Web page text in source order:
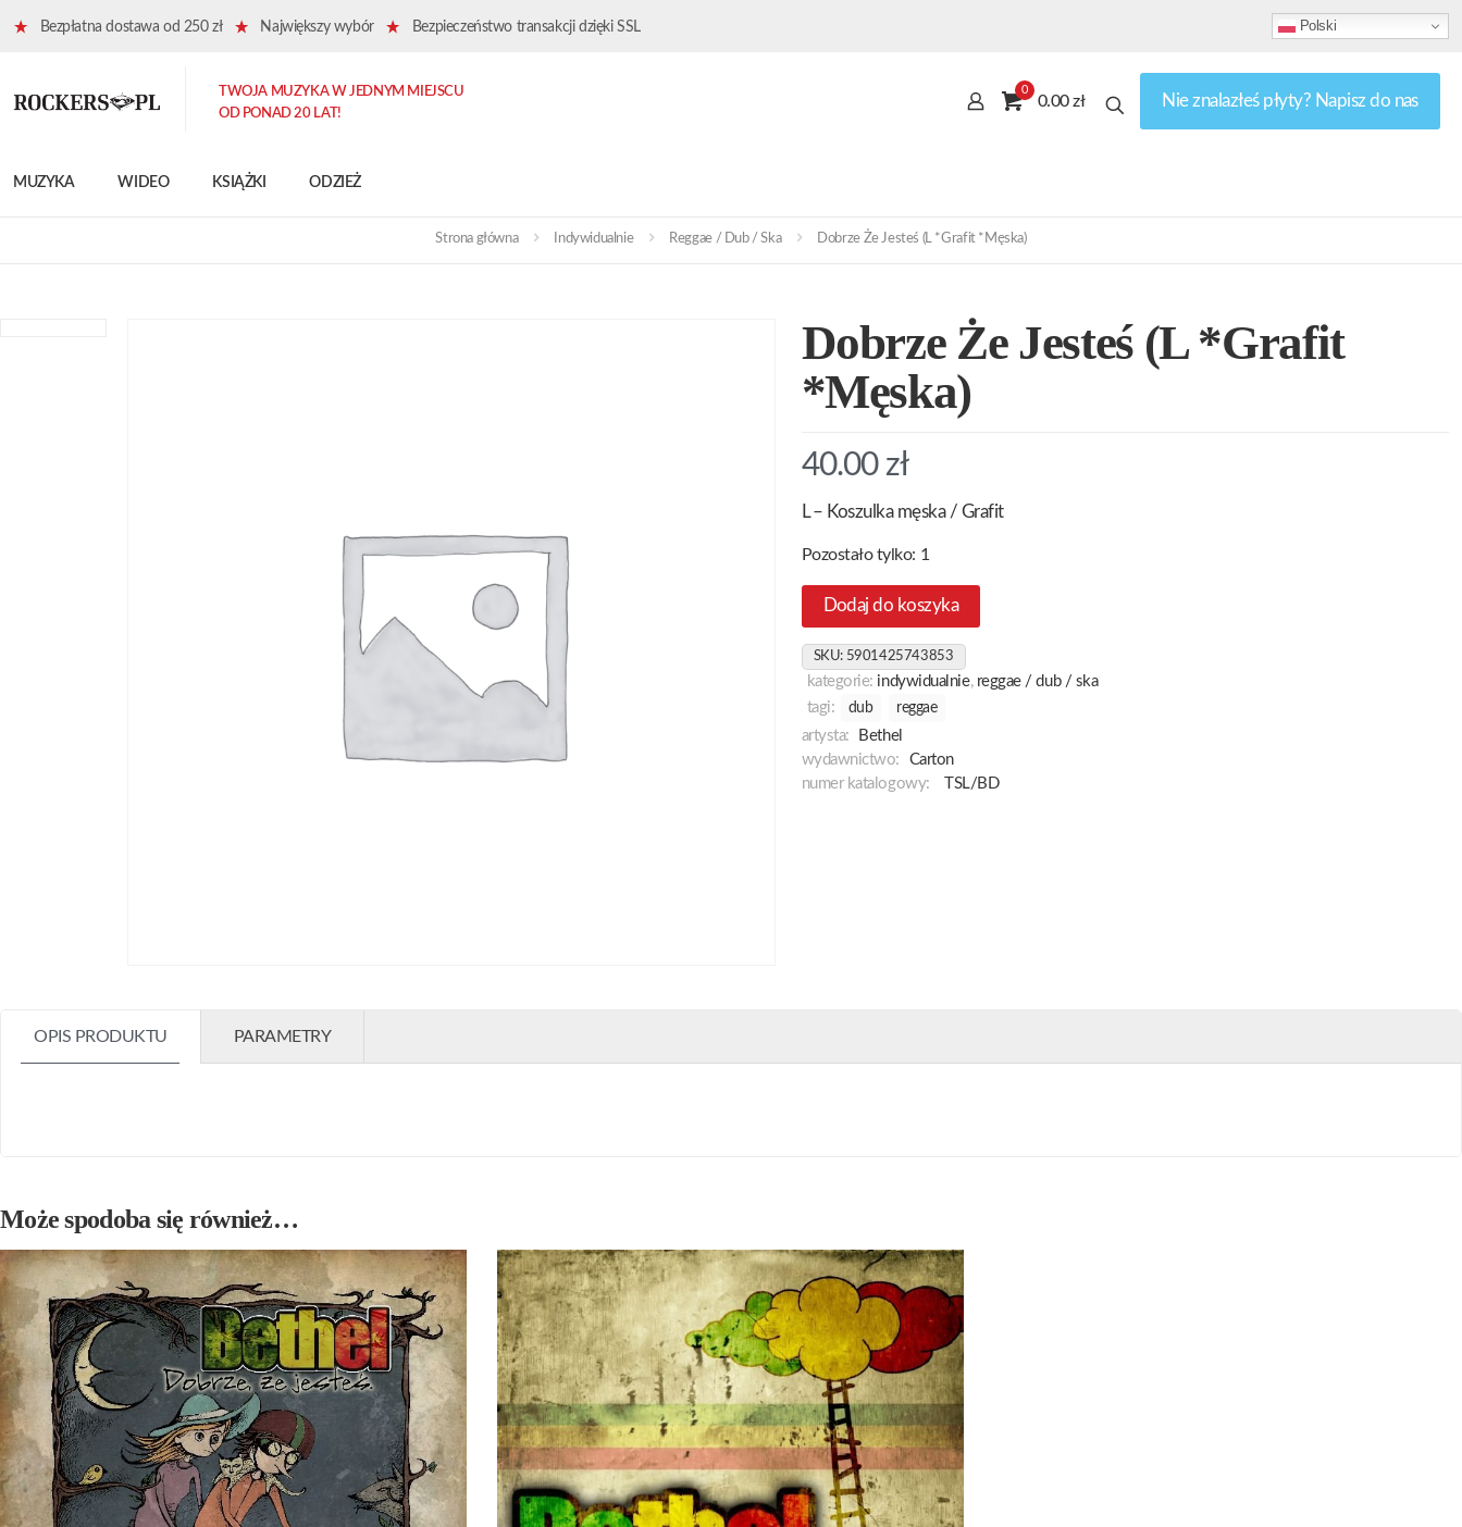
Bezpłatna dostawa od 250 zł Największy wybór Bezpieczeństwo transakcji dzięki SSL Polski
MUZYKA WIDEO KSIĄŻKI ODZIEŻ
TWOJA MUZYKA W JEDNYM MIEJSCU
OD PONAD 20 LAT!
0
0.00 zł Nie znalazłeś płyty? Napisz do nas
Strona główna Indywidualnie Reggae / Dub / Ska Dobrze Że Jesteś (L *Grafit *Męska)
Dobrze Że Jesteś (L *Grafit
*Męska)
40.00 zł
L – Koszulka męska / Grafit
Pozostało tylko: 1
Dodaj do koszyka
SKU: 5901425743853
kategorie: indywidualnie, reggae / dub / ska
tagi:
dub reggae
artysta:
Bethel
wydawnictwo:
Carton
numer katalogowy:
TSL/BD
OPIS PRODUKTU PARAMETRY
Może spodoba się również…